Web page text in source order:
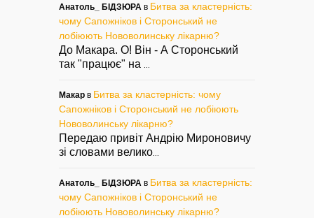
Анатоль_ БІДЗЮРА в Битва за кластерність:
чому Сапожніков і Сторонський не
лобіюють Нововолинську лікарню?
До Макара. О! Він - А Сторонський
так "працює" на
Макар в Битва за кластерність: чому
Сапожніков і Сторонський не лобіюють
Нововолинську лікарню?
Передаю привіт Андрію Мироновичу
зі словами велико
Анатоль_ БІДЗЮРА в Битва за кластерність:
чому Сапожніков і Сторонський не
лобіюють Нововолинську лікарню?